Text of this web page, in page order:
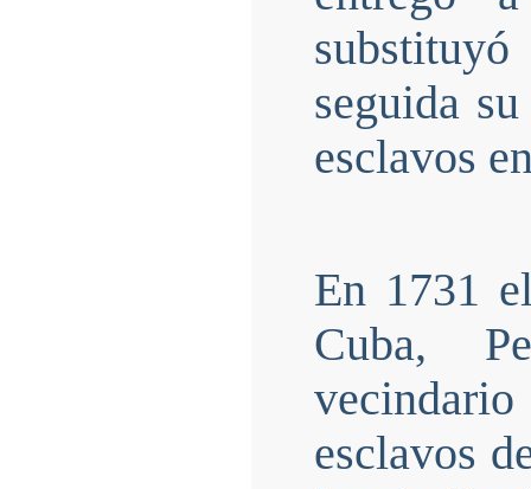
seguida
esclavos
En 1731
Cuba,
esclavos